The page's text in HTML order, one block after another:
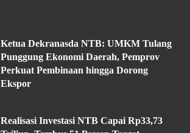
Ketua Dekranasda NTB: UMKM Tulang
Punggung Ekonomi Daerah, Pemprov
Perkuat Pembinaan hingga Dorong
Ekspor
Realisasi Investasi NTB Capai Rp33,73